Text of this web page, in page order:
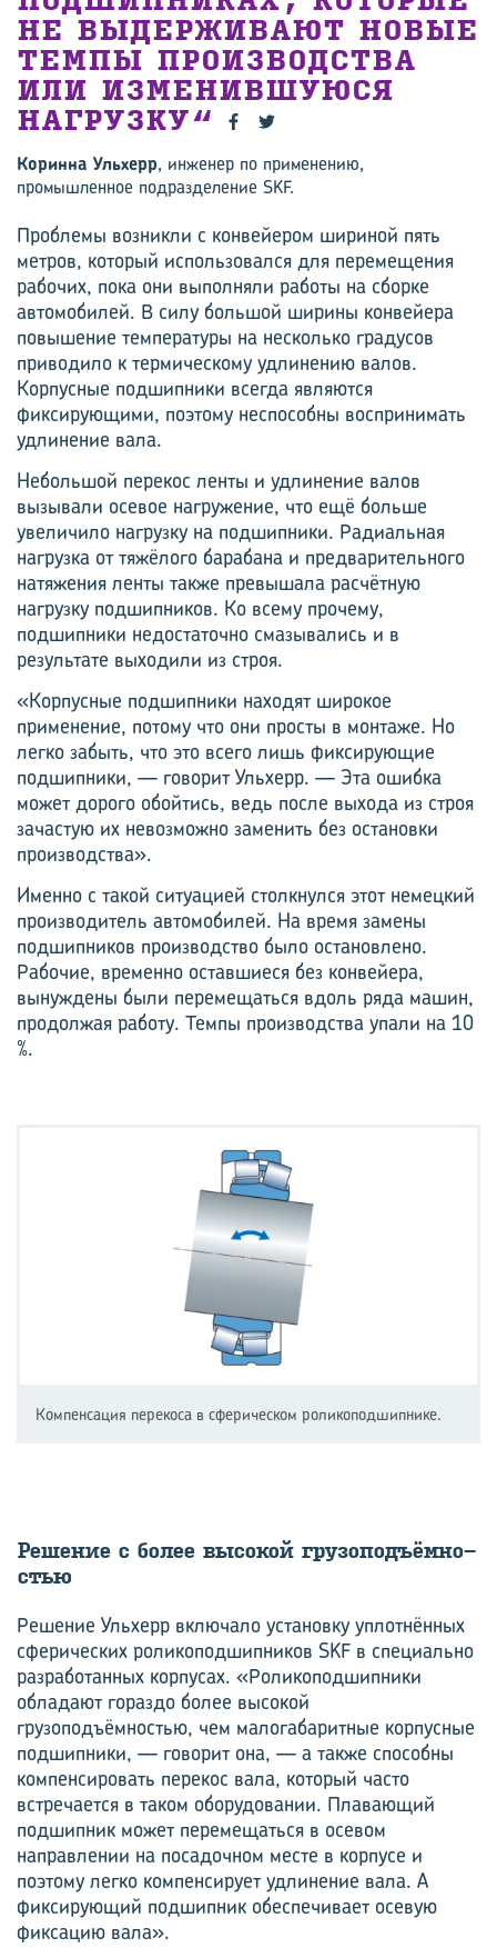
НЕ ВЫДЕРЖИВАЮТ НОВЫЕ
ТЕМПЫ ПРОИЗВОДСТВА
ИЛИ ИЗМЕНИВШУЮСЯ
НАГРУЗКУ
Коринна Ульхерр, инженер по применению,
промышленное подразделение SKF.
Проблемы возникли с конвейером шириной пять
метров, который использовался для перемещения
рабочих, пока они выполняли работы на сборке
автомобилей. В силу большой ширины конвейера
повышение температуры на несколько градусов
приводило к термическому удлинению валов.
Корпусные подшипники всегда являются
фиксирующими, поэтому неспособны воспринимать
удлинение вала.
Небольшой перекос ленты и удлинение валов
вызывали осевое нагружение, что ещё больше
увеличило нагрузку на подшипники. Радиальная
нагрузка от тяжёлого барабана и предварительного
натяжения ленты также превышала расчётную
нагрузку подшипников. Ко всему прочему,
подшипники недостаточно смазывались и в
результате выходили из строя.
«Корпусные подшипники находят широкое
применение, потому что они просты в монтаже. Но
легко забыть, что это всего лишь фиксирующие
подшипники, — говорит Ульхерр. — Эта ошибка
может дорого обойтись, ведь после выхода из строя
зачастую их невозможно заменить без остановки
производства».
Именно с такой ситуацией столкнулся этот немецкий
производитель автомобилей. На время замены
подшипников производство было остановлено.
Рабочие, временно оставшиеся без конвейера,
вынуждены были перемещаться вдоль ряда машин,
продолжая работу. Темпы производства упали на 10
%.
Компенсация перекоса в сферическом роликоподшипнике.
Ре­ше­ние с более вы­со­кой гру­зо­подъ­ём­но­
стью
Решение Ульхерр включало установку уплотнённых
сферических роликоподшипников SKF в специально
разработанных корпусах. «Роликоподшипники
обладают гораздо более высокой
грузоподъёмностью, чем малогабаритные корпусные
подшипники, — говорит она, — а также способны
компенсировать перекос вала, который часто
встречается в таком оборудовании. Плавающий
подшипник может перемещаться в осевом
направлении на посадочном месте в корпусе и
поэтому легко компенсирует удлинение вала. А
фиксирующий подшипник обеспечивает осевую
фиксацию вала».